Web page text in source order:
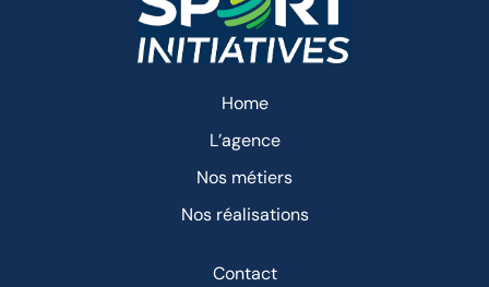
Home
L’agence
Nos métiers
Nos réalisations
Contact